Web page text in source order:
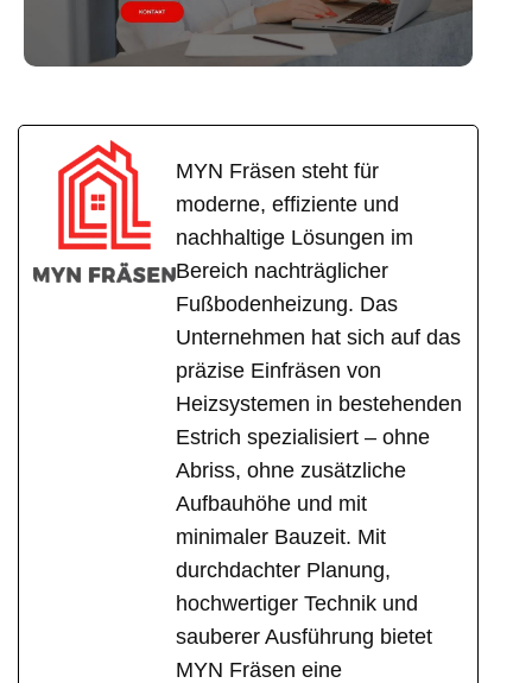
MYN Fräsen steht für
moderne, effiziente und
nachhaltige Lösungen im
Bereich nachträglicher
Fußbodenheizung. Das
Unternehmen hat sich auf das
präzise Einfräsen von
Heizsystemen in bestehenden
Estrich spezialisiert – ohne
Abriss, ohne zusätzliche
Aufbauhöhe und mit
minimaler Bauzeit. Mit
durchdachter Planung,
hochwertiger Technik und
sauberer Ausführung bietet
MYN Fräsen eine